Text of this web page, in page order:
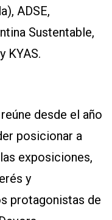
ADSE,
Sustentable,
KYAS.
desde el año
posicionar a
exposiciones,
y
protagonistas de